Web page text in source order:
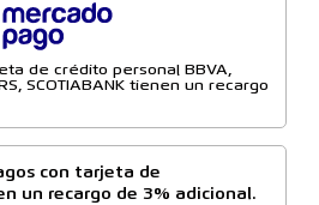
de crédito personal BBVA,
SCOTIABANK tienen un recargo
con tarjeta de
un recargo de 3% adicional.